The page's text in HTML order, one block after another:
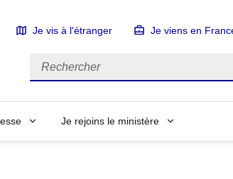
Je vis à l'étranger Je viens en
Rechercher
Je rejoins le ministère